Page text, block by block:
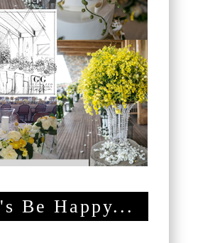
Be Happy...